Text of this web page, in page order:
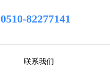
0510-82277141
联系我们